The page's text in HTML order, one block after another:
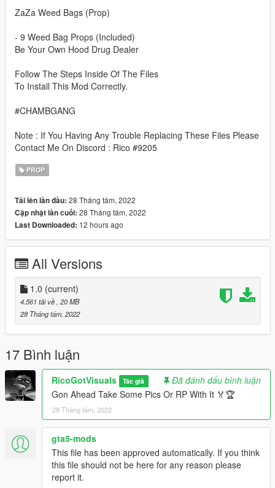
ZaZa Weed Bags (Prop)
- 9 Weed Bag Props (Included)
Be Your Own Hood Drug Dealer
Follow The Steps Inside Of The Files
To Install This Mod Correctly.
#CHAMBGANG
Note : If You Having Any Trouble Replacing These Files Please
Contact Me On Discord : Rico #9205
PROP
Tải lên lần đầu: 28 Tháng tám, 2022
Cập nhật lần cuối: 28 Tháng tám, 2022
Last Downloaded: 12 hours ago
All Versions
1.0 (current)
4.561 tải về , 20 MB
28 Tháng tám, 2022
17 Bình luận
RicoGotVisuals Tác giả
Đã đánh dấu bình luận
Gon Ahead Take Some Pics Or RP With It 🏅🏆
28 Tháng tám, 2022
gta5-mods
This file has been approved automatically. If you think
this file should not be here for any reason please
report it.